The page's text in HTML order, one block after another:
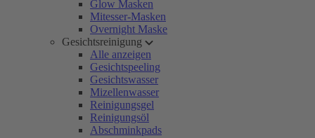
Glow Masken
Mitesser-Masken
Overnight Maske
Gesichtsreinigung
Alle anzeigen
Gesichtspeeling
Gesichtswasser
Mizellenwasser
Reinigungsgel
Reinigungsöl
Abschminkpads